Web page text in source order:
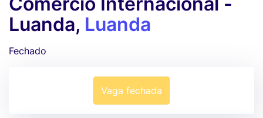
Luanda, Luanda
Fechado
Vaga fechada